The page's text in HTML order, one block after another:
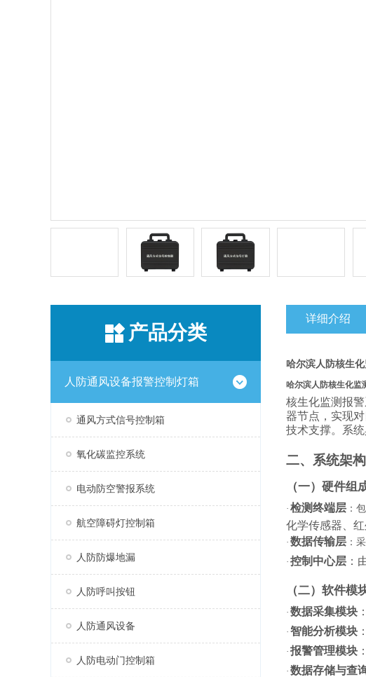
产品分类
人防通风设备报警控制灯箱
通风方式信号控制箱
氧化碳监控系统
电动防空警报系统
航空障碍灯控制箱
人防防爆地漏
人防呼叫按钮
人防通风设备
人防电动门控制箱
详细介绍
哈尔滨人防核生
哈尔滨人防核生化监
核生化监测报
器节点，实现
技术支撑。系
二、系统架构
（一）硬件组
· 检测终端层 ：
化学传感器、
· 数据传输层 ：
· 控制中心层 ：
（二）软件模
· 数据采集模块
· 智能分析模块
· 报警管理模块
· 数据存储与查